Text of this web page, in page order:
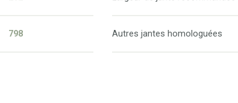
798 Autres jantes homologuées